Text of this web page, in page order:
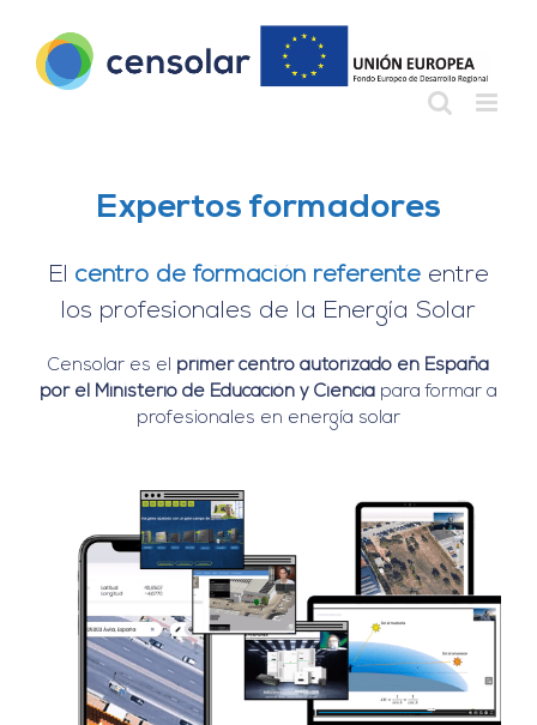
contenido
Expertos formadores
El centro de formación referenteentre
los profesionales de la Energía Solar
Censolar es el primer centro autorizado en España
por el Ministerio de Educación y Ciencia para formar a
profesionales en energía solar